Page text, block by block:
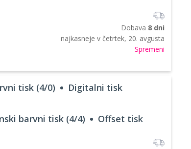
Dobava 8 dni
najkasneje v četrtek, 20. avgusta
Spremeni
tisk (4/0) Digitalni tisk
barvni tisk (4/4) Offset tisk